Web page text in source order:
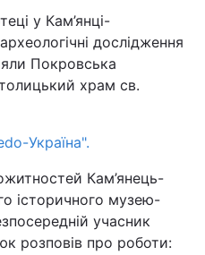
Війна
Наука
Лайт
у Кам’янці-
дослідження
Покровська
храм св.
Україна".
Кам’янець-
історичного музею-
учасник
розповів про роботи: